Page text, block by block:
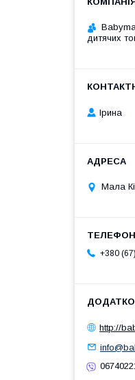
дитячих
Ірина
Мала
+380
http://